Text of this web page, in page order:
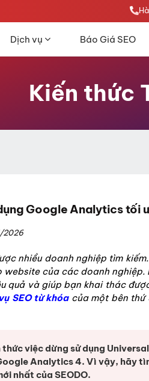
Dịch vụ Báo Giá SEO
Kiến thức
Google Analytics tối
2026
nhiều doanh nghiệp tìm
của các doanh nghiệp.
quả và giúp bạn khai thác
SEO từ khóacủa một bên thứ
việc dừng sử dụng
Analytics 4. Vì vậy, hãy
nhất của SEODO.